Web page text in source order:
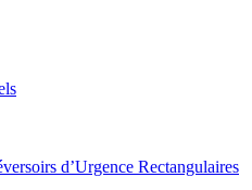
d’Urgence Rectangulaires